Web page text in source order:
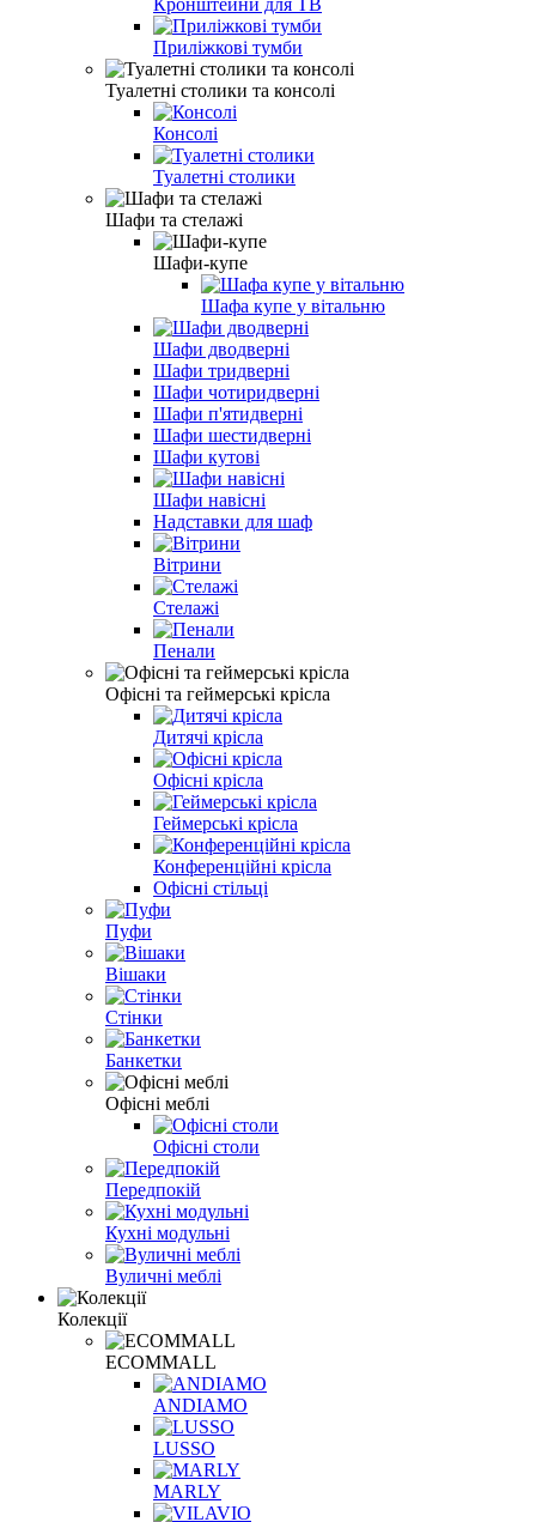
Приліжкові тумби
Туалетні столики та консолі
Консолі
Туалетні столики
Шафи та стелажі
Шафи-купе
Шафа купе у вітальню
Шафи дводверні
Шафи тридверні
Шафи чотиридверні
Шафи п'ятидверні
Шафи шестидверні
Шафи кутові
Шафи навісні
Надставки для шаф
Вітрини
Стелажі
Пенали
Офісні та геймерські крісла
Дитячі крісла
Офісні крісла
Геймерські крісла
Конференційні крісла
Офісні стільці
Пуфи
Вішаки
Стінки
Банкетки
Офісні меблі
Офісні столи
Передпокій
Кухні модульні
Вуличні меблі
Колекції
ECOMMALL
ANDIAMO
LUSSO
MARLY